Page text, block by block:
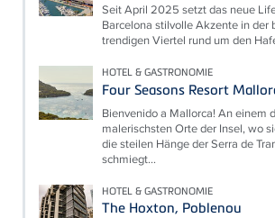
Seit April 2025 setzt das neue
Barcelona stilvolle Akzente in der
trendigen Viertel rund um den
HOTEL & GASTRONOMIE
Four Seasons Resort
Bienvenido a Mallorca! An einem
malerischsten Orte der Insel, wo
die steilen Hänge der Serra de
schmiegt...
HOTEL & GASTRONOMIE
The Hoxton, Poblenou